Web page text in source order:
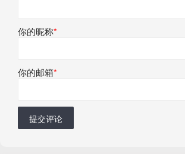
你的昵称*
你的邮箱*
提交评论